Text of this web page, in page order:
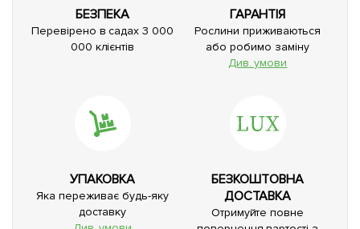
БЕЗПЕКА
Перевірено в садах 3 000
000 клієнтів
ГАРАНТІЯ
Рослини приживаються
або робимо заміну
Див. умови
УПАКОВКА
Яка переживає будь-яку
доставку
БЕЗКОШТОВНА
ДОСТАВКА
Отримуйте повне